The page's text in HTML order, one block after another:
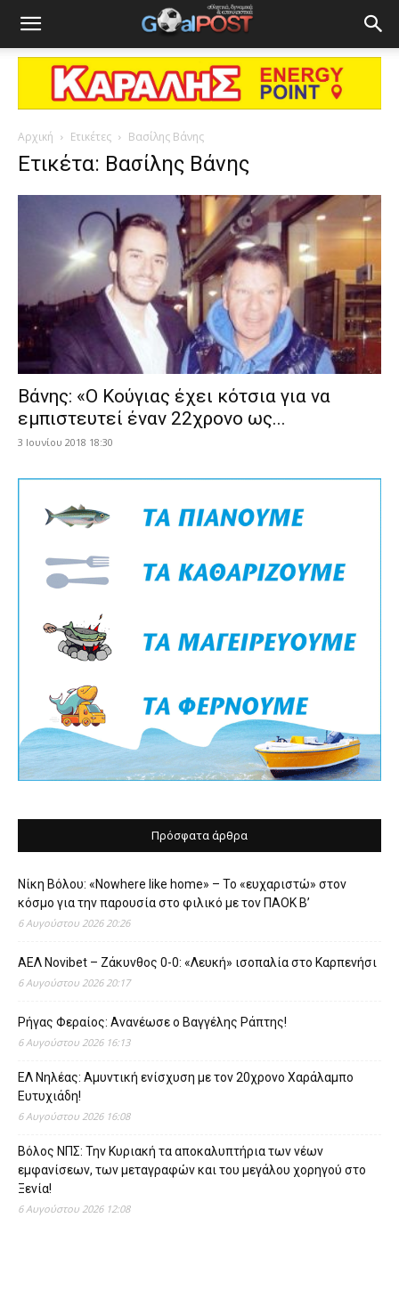
Αρχική Ετικέτες Βασίλης Βάνης
Ετικέτα: Βασίλης Βάνης
Βάνης: «Ο Κούγιας έχει κότσια για να
εμπιστευτεί έναν 22χρονο ως...
3 Ιουνίου 2018 18:30
Πρόσφατα άρθρα
Νίκη Βόλου: «Nowhere like home» – Το «ευχαριστώ» στον
κόσμο για την παρουσία στο φιλικό με τον ΠΑΟΚ Β’
6 Αυγούστου 2026 20:26
ΑΕΛ Novibet – Ζάκυνθος 0-0: «Λευκή» ισοπαλία στο Καρπενήσι
6 Αυγούστου 2026 20:17
Ρήγας Φεραίος: Ανανέωσε ο Βαγγέλης Ράπτης!
6 Αυγούστου 2026 16:13
ΕΛ Νηλέας: Αμυντική ενίσχυση με τον 20χρονο Χαράλαμπο
Ευτυχιάδη!
6 Αυγούστου 2026 16:08
Βόλος ΝΠΣ: Την Κυριακή τα αποκαλυπτήρια των νέων
εμφανίσεων, των μεταγραφών και του μεγάλου χορηγού στο
Ξενία!
6 Αυγούστου 2026 12:08